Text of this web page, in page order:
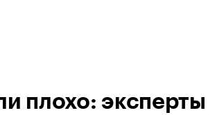
плохо: эксперты